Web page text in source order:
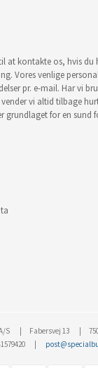
at kontakte os, hvis du
Vores venlige
pr. e-mail. Har vi
vi altid tilbage
grundlaget for en sund
S Fabersvej 13